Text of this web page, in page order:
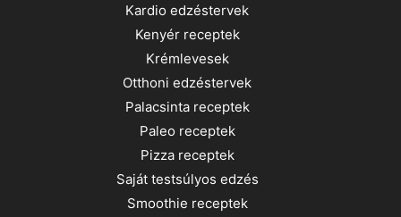
Kardio edzéstervek
Kenyér receptek
Krémlevesek
Otthoni edzéstervek
Palacsinta receptek
Paleo receptek
Pizza receptek
Saját testsúlyos edzés
Smoothie receptek